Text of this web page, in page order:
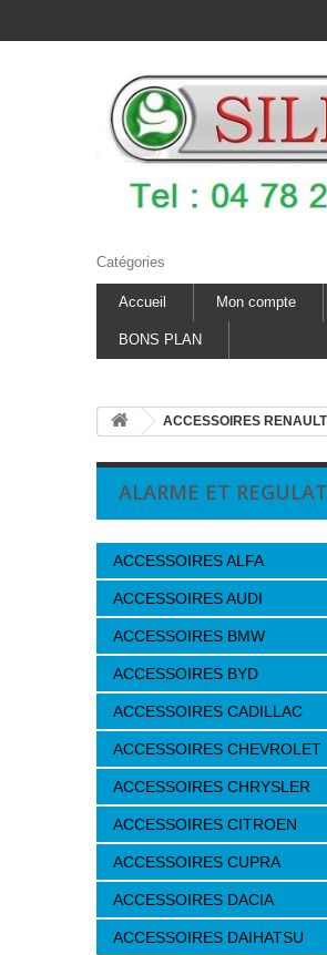
Catégories
Accueil Mon compte
BONS PLAN
ACCESSOIRES RENAULT
ALARME ET
ACCESSOIRES ALFA
ACCESSOIRES AUDI
ACCESSOIRES BMW
ACCESSOIRES BYD
ACCESSOIRES CADILLAC
ACCESSOIRES CHEVROLET
ACCESSOIRES CHRYSLER
ACCESSOIRES CITROEN
ACCESSOIRES CUPRA
ACCESSOIRES DACIA
ACCESSOIRES DAIHATSU